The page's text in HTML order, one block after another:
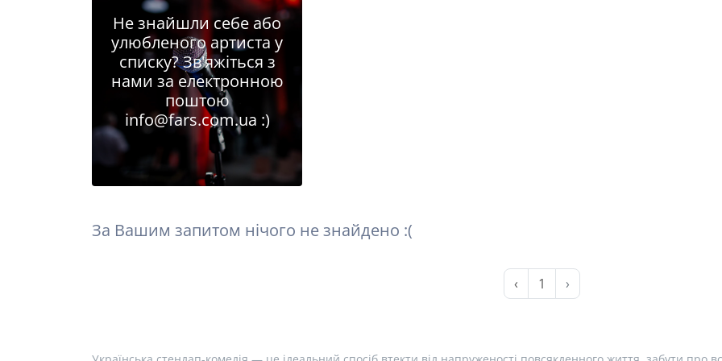
Не знайшли себе або
улюбленого артиста у
списку? Зв'яжіться з
нами за електронною
поштою
info@fars.com.ua :)
За Вашим запитом нічого не знайдено :(
‹ 1 ›